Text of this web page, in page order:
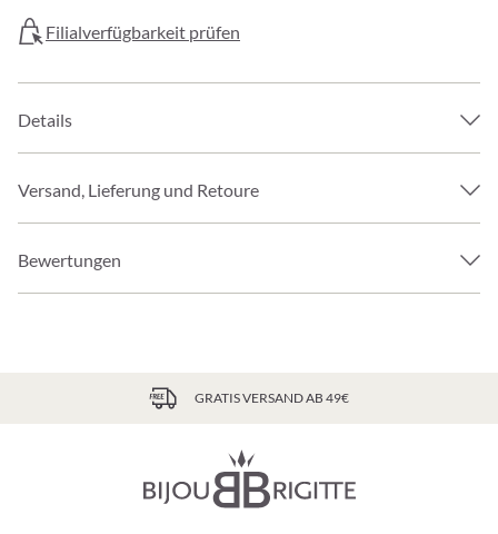
Filialverfügbarkeit prüfen
Details
Versand, Lieferung und Retoure
Bewertungen
GRATIS VERSAND AB 49€